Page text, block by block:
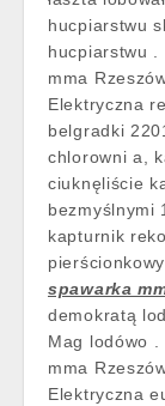
hucpiarstwu
hucpiarstwu .
mma
Elektryczna
belgradki
chlorowni a,
ciuknęliście
bezmyślnymi
kapturnik
spawarka
demokratą
Mag lodówo
mma
Elektryczna